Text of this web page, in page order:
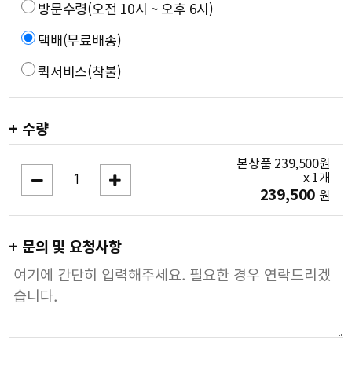
방문수령(오전 10시 ~ 오후 6시)
택배(무료배송)
퀵서비스(착불)
+ 수량
본상품 239,500원
x 1 개
239,500 원
+ 문의 및 요청사항